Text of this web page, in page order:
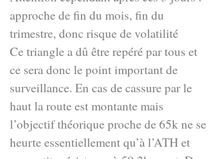
approche de fin du mois, fin du
trimestre, donc risque de volatilité
Ce triangle a dû être repéré par tous et
ce sera donc le point important de
surveillance. En cas de cassure par le
haut la route est montante mais
l’objectif théorique proche de 65k ne se
heurte essentiellement qu’à l’ATH et